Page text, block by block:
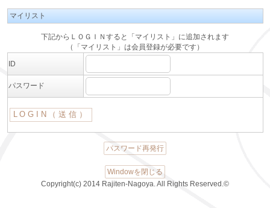
マイリスト
下記からＬＯＧＩＮすると「マイリスト」に追加されます
（「マイリスト」は会員登録が必要です）
ID
パスワード
パスワード再発行
Windowを閉じる
Copyright(c) 2014 Rajiten-Nagoya. All Rights Reserved.©